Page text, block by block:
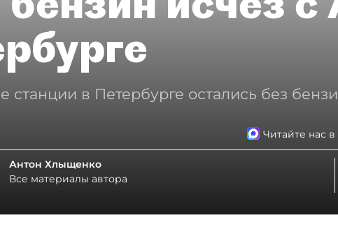
станции в Петербурге остались без
Читайте нас
Антон Хлыщенко
Все материалы автора